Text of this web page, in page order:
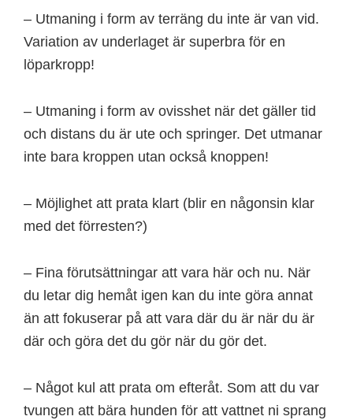
– Utmaning i form av terräng du inte är van vid.
Variation av underlaget är superbra för en
löparkropp!
– Utmaning i form av ovisshet när det gäller tid
och distans du är ute och springer. Det utmanar
inte bara kroppen utan också knoppen!
– Möjlighet att prata klart (blir en någonsin klar
med det förresten?)
– Fina förutsättningar att vara här och nu. När
du letar dig hemåt igen kan du inte göra annat
än att fokuserar på att vara där du är när du är
där och göra det du gör när du gör det.
– Något kul att prata om efteråt. Som att du var
tvungen att bära hunden för att vattnet ni sprang